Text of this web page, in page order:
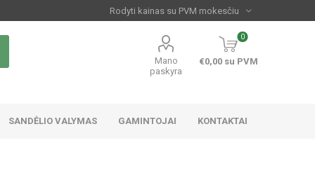
Mano
paskyra
0
€0,00 su PVM
SANDĖLIO VALYMAS GAMINTOJAI KONTAKTAI